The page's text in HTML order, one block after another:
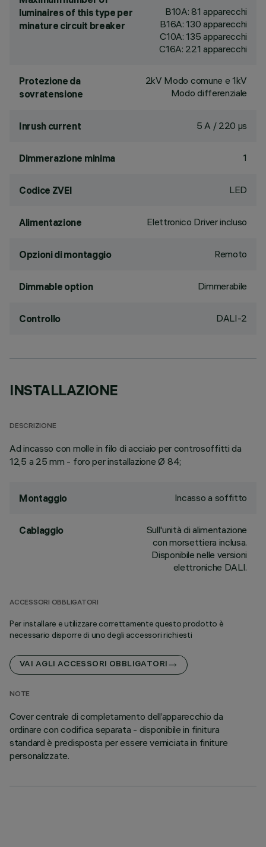
luminaires of this type per
minature circuit breaker
B10A: 81 apparecchi
B16A: 130 apparecchi
C10A: 135 apparecchi
C16A: 221 apparecchi
Protezione da
sovratensione
2kV Modo comune e 1kV
Modo differenziale
Inrush current 5 A / 220 µs
Dimmerazione minima 1
Codice ZVEI LED
Alimentazione Elettronico Driver incluso
Opzioni di montaggio Remoto
Dimmable option Dimmerabile
Controllo DALI-2
INSTALLAZIONE
DESCRIZIONE
Ad incasso con molle in filo di acciaio per controsoffitti da
12,5 a 25 mm - foro per installazione Ø 84;
Montaggio Incasso a soffitto
Cablaggio
Sull'unità di alimentazione
con morsettiera inclusa.
Disponibile nelle versioni
elettroniche DALI.
ACCESSORI OBBLIGATORI
Per installare e utilizzare correttamente questo prodotto è
necessario disporre di uno degli accessori richiesti
VAI AGLI ACCESSORI OBBLIGATORI
NOTE
Cover centrale di completamento dell’apparecchio da
ordinare con codifica separata - disponibile in finitura
standard è predisposta per essere verniciata in finiture
personalizzate.